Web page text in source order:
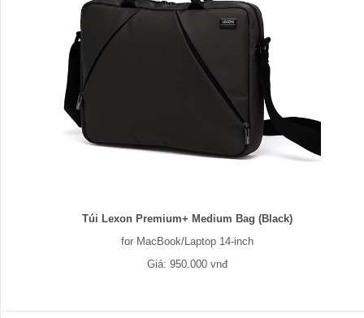
Túi Lexon Premium+ Medium Bag (Black)
for MacBook/Laptop 14-inch
Giá: 950.000 vnđ